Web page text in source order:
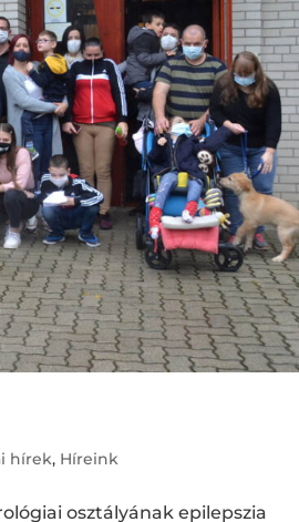
hírek, Híreink
osztályának epilepszia